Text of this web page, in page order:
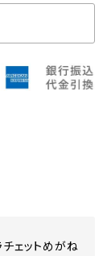
ェットめがね